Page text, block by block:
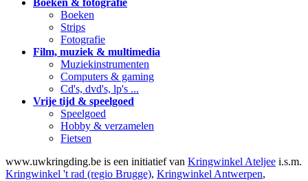
Boeken & fotografie
Boeken
Strips
Fotografie
Film, muziek & multimedia
Muziekinstrumenten
Computers & gaming
Cd's, dvd's, lp's ...
Vrije tijd & speelgoed
Speelgoed
Hobby & verzamelen
Fietsen
www.uwkringding.be is een initiatief van Kringwinkel Ateljee i.s.m.
Kringwinkel 't rad (regio Brugge), Kringwinkel Antwerpen,